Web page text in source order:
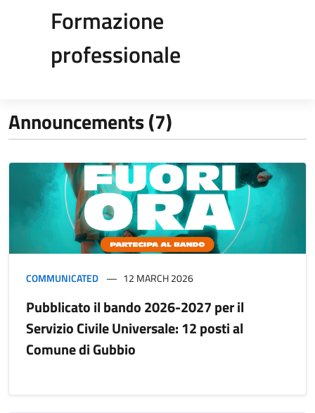
Formazione
professionale
Announcements (7)
COMMUNICATED 12 MARCH 2026
Pubblicato il bando 2026-2027 per il
Servizio Civile Universale: 12 posti al
Comune di Gubbio